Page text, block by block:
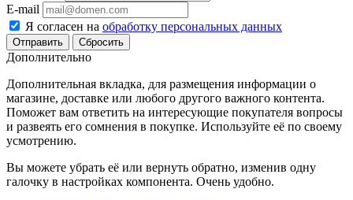
E-mail
Я согласен на обработку персональных данных
Сбросить
Дополнительно
Дополнительная вкладка, для размещения информации о
магазине, доставке или любого другого важного контента.
Поможет вам ответить на интересующие покупателя вопросы
и развеять его сомнения в покупке. Используйте её по своему
усмотрению.
Вы можете убрать её или вернуть обратно, изменив одну
галочку в настройках компонента. Очень удобно.